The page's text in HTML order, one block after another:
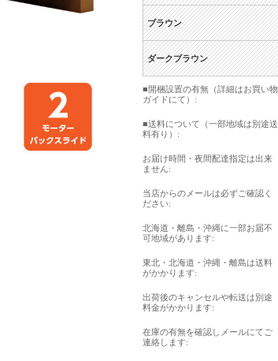
ブラウン
ダークブラウン
■開梱設置の有無（詳細はお買い物
ガイドにて）:
■送料について（一部地域は別途送
料有り）:
お届け時間・夜間配達指定は出来
ません:
当店からのメールは必ずご確認く
ださい:
北海道・離島・沖縄に一部お届不
可地域があります:
東北・北海道・沖縄・離島は送料
がかかります:
出荷後のキャンセルや転送は別途
料金がかかります:
在庫の有無を確認しメールにてご
連絡します: